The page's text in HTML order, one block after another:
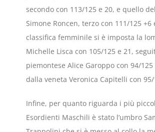
secondo con 113/125 e 20, e quello
Simone Roncen, terzo con 111/125
classifica femminile si è imposta la
Michelle Lisca con 105/125 e 21,
piemontese Alice Garoppo con 94/125
dalla veneta Veronica Capitelli con 95/
Infine, per quanto riguarda i più
Esordienti Maschili è stato l’umbro